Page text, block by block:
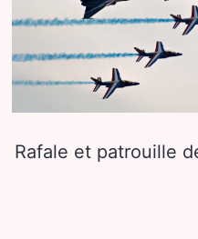
Rafale et patrouille